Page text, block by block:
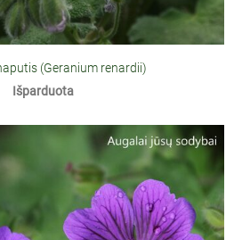
(Geranium renardii)
Išparduota